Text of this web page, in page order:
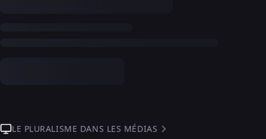
LE PLURALISME DANS LES MÉDIAS